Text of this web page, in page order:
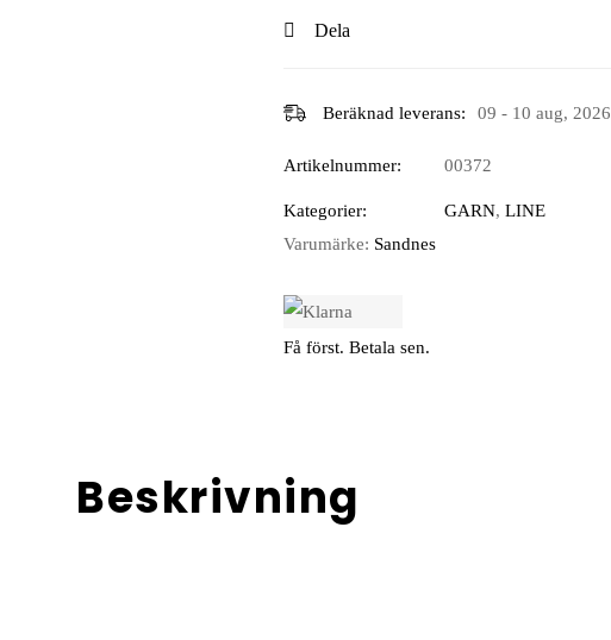
Dela
Beräknad leverans: 09 - 10 aug, 2026
Artikelnummer: 00372
Kategorier: GARN, LINE
Varumärke: Sandnes
Få först. Betala sen.
Beskrivning